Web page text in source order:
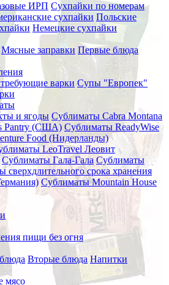
ИРП Сухпайки по номерам
сухпайки Польские
Немецкие сухпайки
Мясные заправки Первые блюда
варки Супы "Европек"
и ягоды Сублиматы Cabra Montana
Pantry (США) Сублиматы ReadyWise
Food (Нидерланды)
LeoTravel Леовит
Сублиматы Гала-Гала Сублиматы
сверхдлительного срока хранения
Сублиматы Mountain House
пищи без огня
Вторые блюда Напитки
мясо